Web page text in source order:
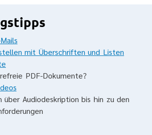
mit Überschriften und Listen
PDF-Dokumente?
Audiodeskription bis hin zu den